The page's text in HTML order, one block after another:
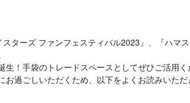
ターズ ファンフェスティバル2023』、『ハマ
！手袋のトレードスペースとしてぜひご活用く
過ごしいただくため、以下をよくお読みいた